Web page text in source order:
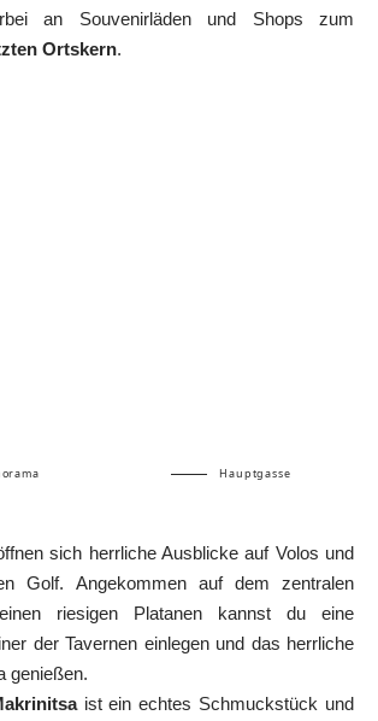
an Souvenirläden und Shops zum
Ortskern.
Hauptgasse
sich herrliche Ausblicke auf Volos und
Golf. Angekommen auf dem zentralen
riesigen Platanen kannst du eine
der Tavernen einlegen und das herrliche
genießen.
ist ein echtes Schmuckstück und